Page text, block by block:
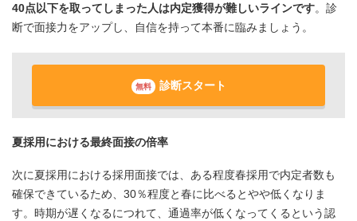
40点以下を取ってしまった人は内定獲得が難しいラインです。診
断で面接力をアップし、自信を持って本番に臨みましょう。
無料 診断スタート
夏採用における最終面接の倍率
次に夏採用における採用面接では、ある程度春採用で内定者数も
確保できているため、30％程度と春に比べるとやや低くなりま
す。時期が遅くなるにつれて、通過率が低くなってくるという認